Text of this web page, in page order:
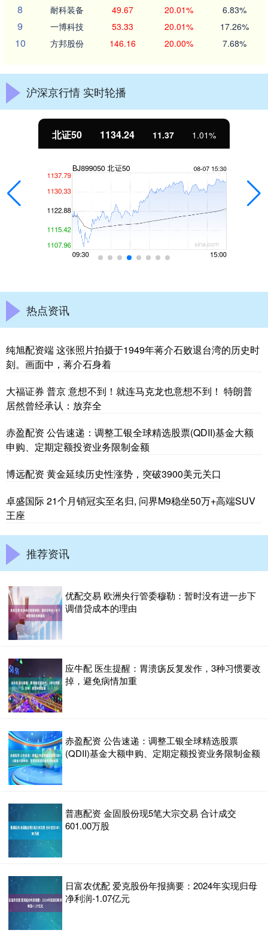
8 耐科装备 49.67 20.01% 6.83%
9 一博科技 53.33 20.01% 17.26%
10 方邦股份 146.16 20.00% 7.68%
沪深京行情 实时轮播
北证50 1134.24 11.37 1.01%
热点资讯
纯旭配资端 这张照片拍摄于1949年蒋介石败退台湾的历史时
刻。画面中，蒋介石身着
大福证券 普京 意想不到！就连马克龙也意想不到！ 特朗普
居然曾经承认：放弃全
赤盈配资 公告速递：调整工银全球精选股票(QDII)基金大额
申购、定期定额投资业务限制金额
博远配资 黄金延续历史性涨势，突破3900美元关口
卓盛国际 21个月销冠实至名归, 问界M9稳坐50万+高端SUV
王座
推荐资讯
优配交易 欧洲央行管委穆勒：暂时没有进一步下
调借贷成本的理由
应牛配 医生提醒：胃溃疡反复发作，3种习惯要改
掉，避免病情加重
赤盈配资 公告速递：调整工银全球精选股票
(QDII)基金大额申购、定期定额投资业务限制金额
普惠配资 金固股份现5笔大宗交易 合计成交
601.00万股
日富农优配 爱克股份年报摘要：2024年实现归母
净利润-1.07亿元